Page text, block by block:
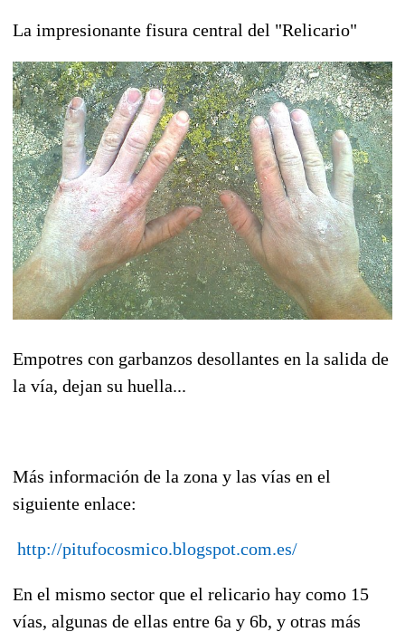
La impresionante fisura central del "Relicario"
Empotres con garbanzos desollantes en la salida de
la vía, dejan su huella...
Más información de la zona y las vías en el
siguiente enlace:
http://pitufocosmico.blogspot.com.es/
En el mismo sector que el relicario hay como 15
vías, algunas de ellas entre 6a y 6b, y otras más